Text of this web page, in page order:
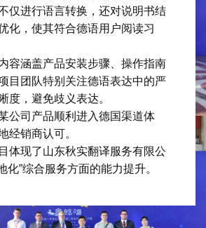
仅进行语言转换，还对说明书结
化，使其符合德语用户阅读习
容涵盖产品安装步骤、操作指南
目团队特别关注德语表达中的严
度，避免歧义表达。
公司产品顺利进入德国渠道体
经销商认可。
体现了山东秋实翻译服务有限公
化”综合服务方面的能力提升。